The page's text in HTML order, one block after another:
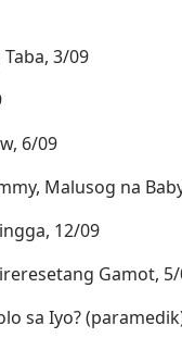
3/09
6/09
Malusog na
12/09
Gamot,
sa Iyo?